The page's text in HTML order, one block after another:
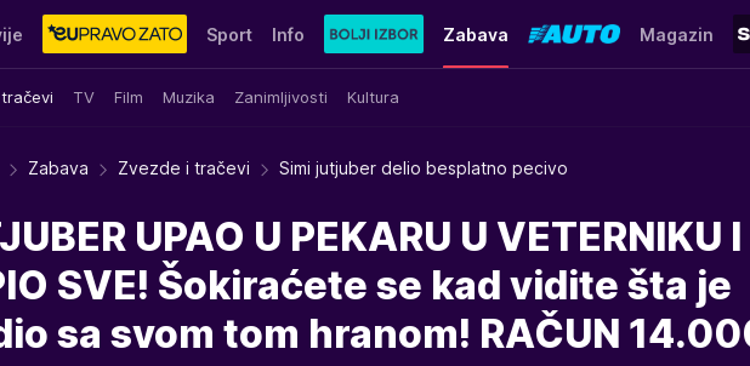
Sport Info Zabava
TV Film Muzika Zanimljivosti Kultura
Magazin
Yumama
Zabava Zvezde i tračevi Simi jutjuber delio besplatno pecivo
UPAO U PEKARU U VETERNIKU I
SVE! Šokiraćete se kad vidite šta je
sa svom tom hranom! RAČUN